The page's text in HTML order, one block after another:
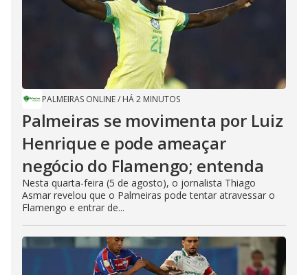
PALMEIRAS ONLINE/ HÁ 2 MINUTOS
Palmeiras se movimenta por Luiz
Henrique e pode ameaçar
negócio do Flamengo; entenda
Nesta quarta-feira (5 de agosto), o jornalista Thiago
Asmar revelou que o Palmeiras pode tentar atravessar o
Flamengo e entrar de...